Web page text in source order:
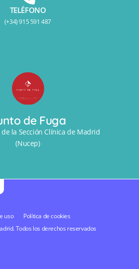
TELÉFONO
(+34) 915 591 487
de Fuga
la Sección Clínica de Madrid
(Nucep)
uso
Política de cookies
Todos los derechos reservados